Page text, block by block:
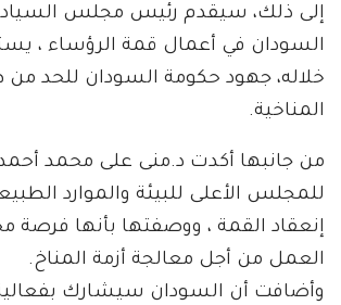
إلى ذلك، سيقدم رئيس مجلس
السودان في أعمال قمة الرؤساء ،
خلاله، جهود حكومة السودان للحد من
المناخية.
من جانبها أكدت د.منى على محمد أحمد
للمجلس الأعلى للبيئة والموارد
إنعقاد القمة ، ووصفتها بأنها فرصة
العمل من أجل معالجة أزمة المناخ.
وأضافت أن السودان سيشارك